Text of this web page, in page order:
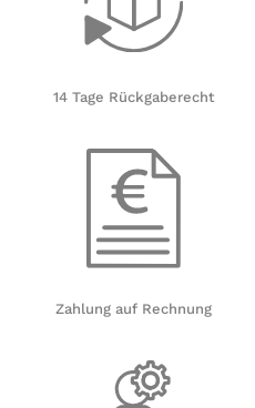
14 Tage Rückgaberecht
Zahlung auf Rechnung